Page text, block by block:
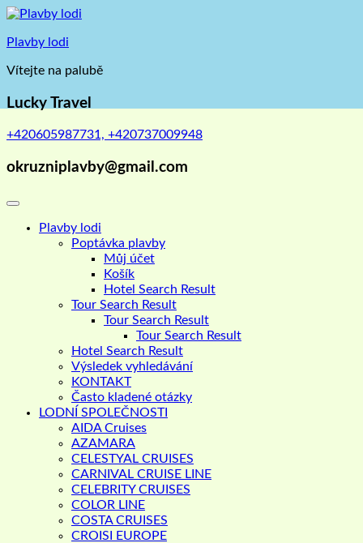
Skip
content
Plavby lodi
Vítejte na palubě
Lucky Travel
+420605987731, +420737009948
okruzniplavby@gmail.com
Plavby lodi
Poptávka plavby
Můj účet
Košík
Hotel Search Result
Tour Search Result
Tour Search Result
Tour Search Result
Hotel Search Result
Výsledek vyhledávání
KONTAKT
Často kladené otázky
LODNÍ SPOLEČNOSTI
AIDA Cruises
AZAMARA
CELESTYAL CRUISES
CARNIVAL CRUISE LINE
CELEBRITY CRUISES
COLOR LINE
COSTA CRUISES
CROISI EUROPE